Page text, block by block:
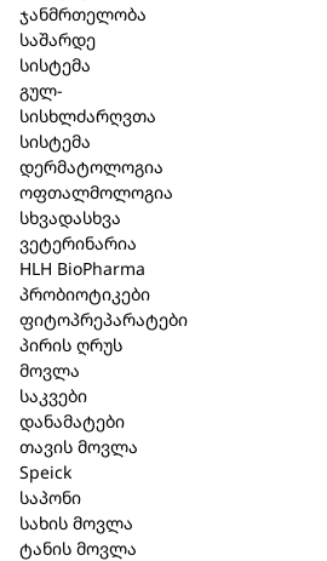
ჯანმრთელობა
საშარდე
სისტემა
გულ-
სისხლძარღვთა
სისტემა
დერმატოლოგია
ოფთალმოლოგია
სხვადასხვა
ვეტერინარია
HLH BioPharma
პრობიოტიკები
ფიტოპრეპარატები
პირის ღრუს
მოვლა
საკვები
დანამატები
თავის მოვლა
Speick
საპონი
სახის მოვლა
ტანის მოვლა
Parfum, Sodium Benzoate,
დამზადებულია
კულტივირებისგან
მახასიათებლები: გლუტენის
სილიკონის გარეშე,
სინთეტიკური სუნამოებისა
PEG, პარაფინის ზეთის
სერთიფიკატი: COSMOS